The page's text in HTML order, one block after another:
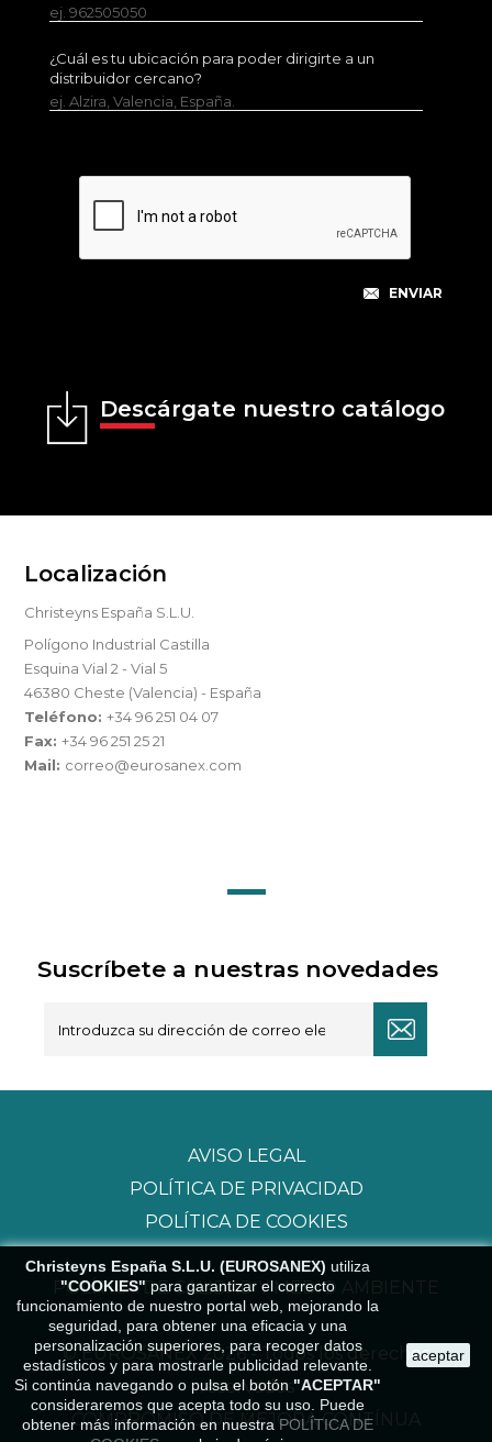
ej. 962505050
¿Cuál es tu ubicación para poder dirigirte a un
distribuidor cercano?
ej. Alzira, Valencia, España.
Descárgate nuestro catálogo
Localización
Christeyns España S.L.U.
Polígono Industrial Castilla
Esquina Vial 2 - Vial 5
46380 Cheste (Valencia) - España
Teléfono:+34 96 251 04 07
Fax:+34 96 251 25 21
Mail: correo@eurosanex.com
Suscríbete a nuestras novedades
Christeyns España S.L.U. (EUROSANEX) utiliza
"COOKIES" para garantizar el correcto
funcionamiento de nuestro portal web, mejorando la
seguridad, para obtener una eficacia y una
personalización superiores, para recoger datos
estadísticos y para mostrarle publicidad relevante.
Si continúa navegando o pulsa el botón "ACEPTAR"
consideraremos que acepta todo su uso. Puede
obtener más información en nuestra POLÍTICA DE
aceptar
AVISO LEGAL
POLÍTICA DE PRIVACIDAD
POLÍTICA DE COOKIES
POLÍTICA DE CALIDAD Y MEDIO AMBIENTE
© EUROSANEX 2026 - Todos los derechos
reservados
COMPROMISO DE MEJORA CONTÍNUA